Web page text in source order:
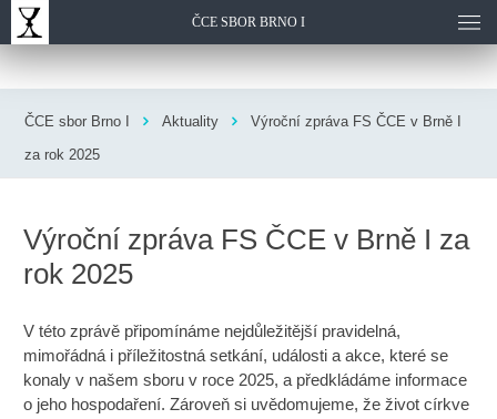
ČCE SBOR BRNO I
ČCE sbor Brno I Aktuality
Výroční zpráva FS ČCE v Brně I
za rok 2025
Výroční zpráva FS ČCE v Brně I za
rok 2025
V této zprávě připomínáme nejdůležitější pravidelná,
mimořádná i příležitostná setkání, události a akce, které se
konaly v našem sboru v roce 2025, a předkládáme informace
o jeho hospodaření. Zároveň si uvědomujeme, že život církve